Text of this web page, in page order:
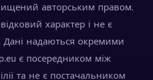
авторським правом.
характер і не є
Дані надаються окремими
є посередником між
та не є постачальником